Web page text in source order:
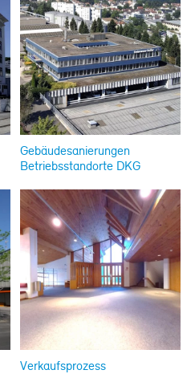
Gebäudesanierungen
Betriebsstandorte DKG
Verkaufsprozess